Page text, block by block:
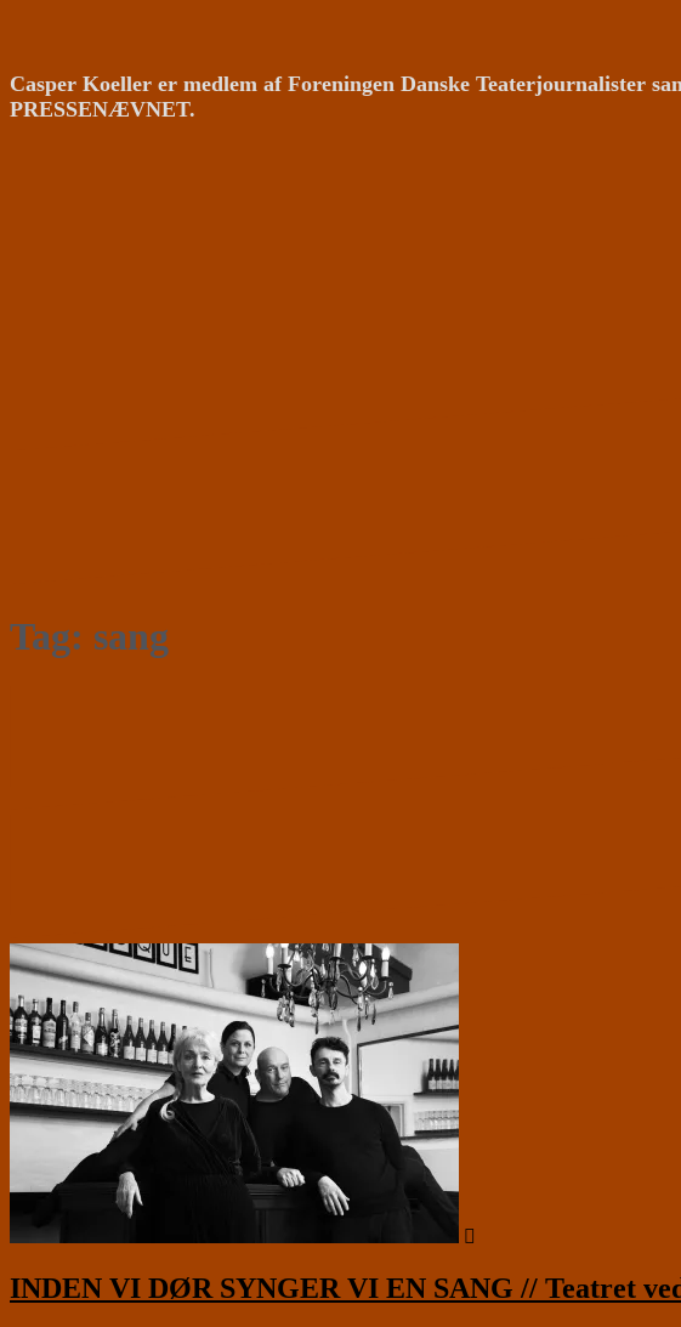
Casper Koeller er medlem af Foreningen Danske Teaterjournalister
PRESSENÆVNET.
Tag: sang
INDEN VI DØR SYNGER VI EN SANG // Teatret